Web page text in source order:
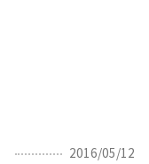
2016/05/12